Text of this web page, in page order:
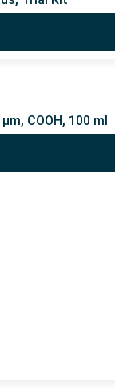
COOH, 100 ml